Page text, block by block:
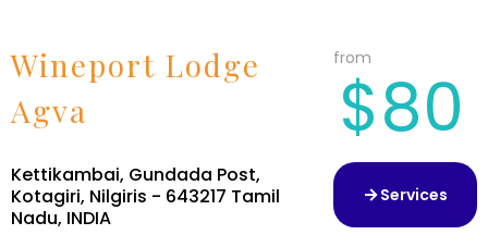
Wineport Lodge
Agva
Kettikambai, Gundada Post,
Kotagiri, Nilgiris - 643217 Tamil
Nadu, INDIA
from
$80
Services
Services